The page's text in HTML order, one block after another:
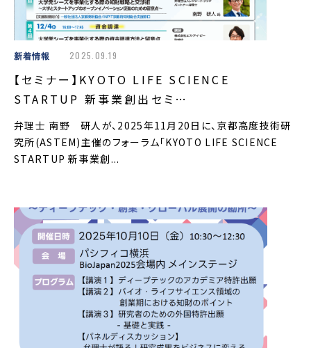
新着情報 2025.09.19
【セミナー】KYOTO LIFE SCIENCE
STARTUP 新事業創出セミ…
弁理士 南野 研人が、2025年11月20日に、京都高度技術研
究所(ASTEM)主催のフォーラム「KYOTO LIFE SCIENCE
STARTUP 新事業創...